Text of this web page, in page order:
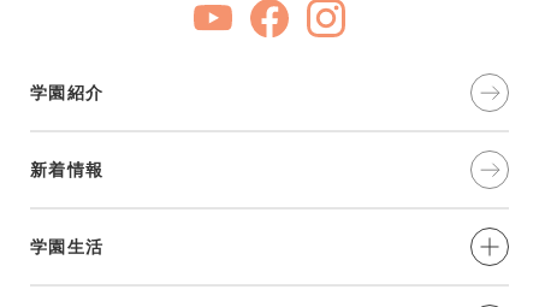
学園紹介
新着情報
学園生活